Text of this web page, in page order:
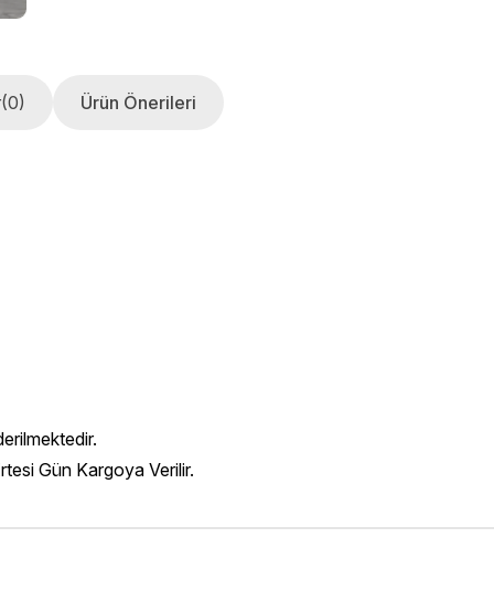
(0) Ürün Önerileri
Gün Kargoya Verilir.